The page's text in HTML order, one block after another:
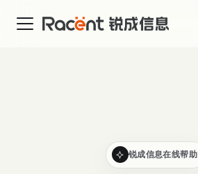
锐成信息在线帮助